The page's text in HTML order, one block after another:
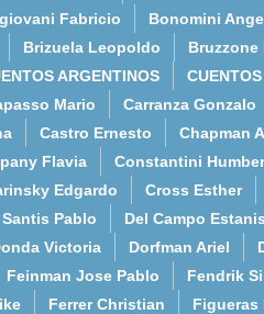
Fabricio Bonomini
Brizuela Leopoldo Bruzzone
ARGENTINOS
Mario Carranza Gonzalo
Castro Ernesto Chapman
Flavia Constantini
Edgardo Cross Esther
Santis Pablo Del Campo
Victoria Dorfman Ariel
Feinman Jose Pablo Fendrik
Ferrer Christian Figueras